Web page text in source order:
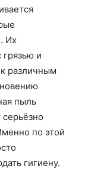
Их
грязью и
различным
пыль
по этой
гигиену.